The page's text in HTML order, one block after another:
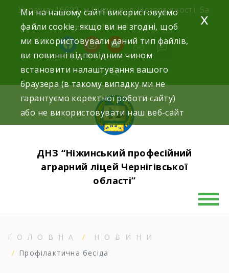
content
Україна, 16600, м.Ніжин вул. Незалежності, 5а.
+38 (04631) 3-10-02
facebookinstagram
youtube
ДНЗ “Ніжинський професійний
аграрний ліцей Чернігівської
області”
ГОЛОВНА
НОВИНИ
Профілактична бесіда
Ми на нашому сайті використовуємо
файли cookie, якщо ви не згодні, щоб
ми використовували даний тип файлів,
ви повинні відповідним чином
встановити налаштування вашого
браузера (в такому випадку ми не
гарантуємо коректної роботи сайту)
або не використовувати наш веб-сайт
x